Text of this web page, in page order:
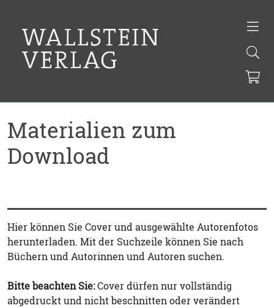
Materialien zum
Download
Hier können Sie Cover und ausgewählte Autorenfotos
herunterladen. Mit der Suchzeile können Sie nach
Büchern und Autorinnen und Autoren suchen.
Bitte beachten Sie:Cover dürfen nur vollständig
abgedruckt und nicht beschnitten oder verändert